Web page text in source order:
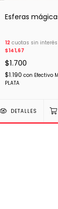
Esferas
12 cuotas sin
$141,67
$1.700
$1.190 con Efectivo
PLATA
DETALLES